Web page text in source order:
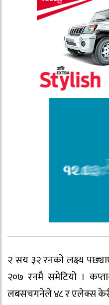
२ सय ३२ रनको लक्ष्य
२०७ रनमै समेटियो ।
लबसचगनेले ४८ र एलेक्स